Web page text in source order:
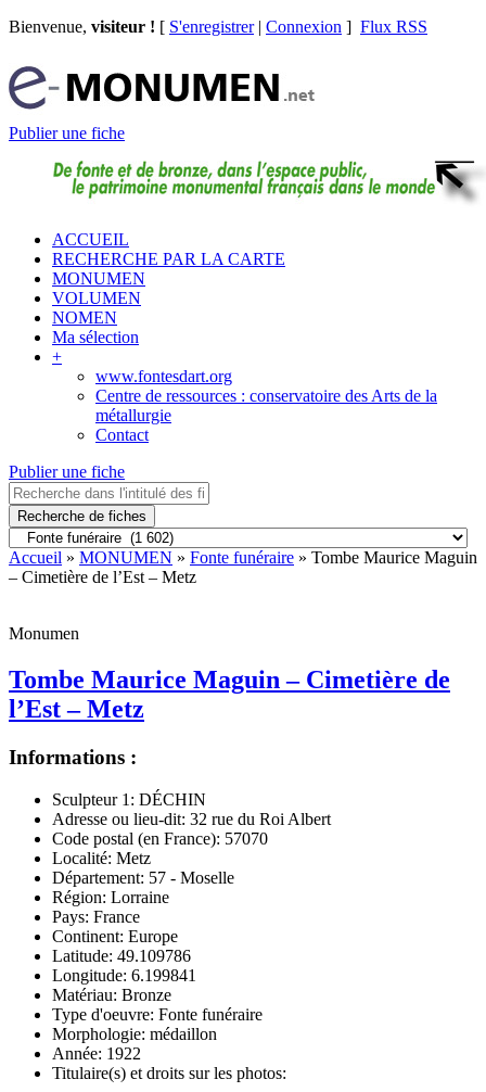
Bienvenue, visiteur ! [ S'enregistrer| Connexion ] Flux RSS
Publier une fiche
ACCUEIL
RECHERCHE PAR LA CARTE
MONUMEN
VOLUMEN
NOMEN
Ma sélection
+
www.fontesdart.org
Centre de ressources : conservatoire des Arts de la
métallurgie
Contact
Publier une fiche
Recherche de fiches
Accueil » MONUMEN » Fonte funéraire » Tombe Maurice Maguin
– Cimetière de l’Est – Metz
Monumen
Tombe Maurice Maguin – Cimetière de
l’Est – Metz
Informations :
Sculpteur 1: DÉCHIN
Adresse ou lieu-dit: 32 rue du Roi Albert
Code postal (en France): 57070
Localité: Metz
Département: 57 - Moselle
Région: Lorraine
Pays: France
Continent: Europe
Latitude: 49.109786
Longitude: 6.199841
Matériau: Bronze
Type d'oeuvre: Fonte funéraire
Morphologie: médaillon
Année: 1922
Titulaire(s) et droits sur les photos: